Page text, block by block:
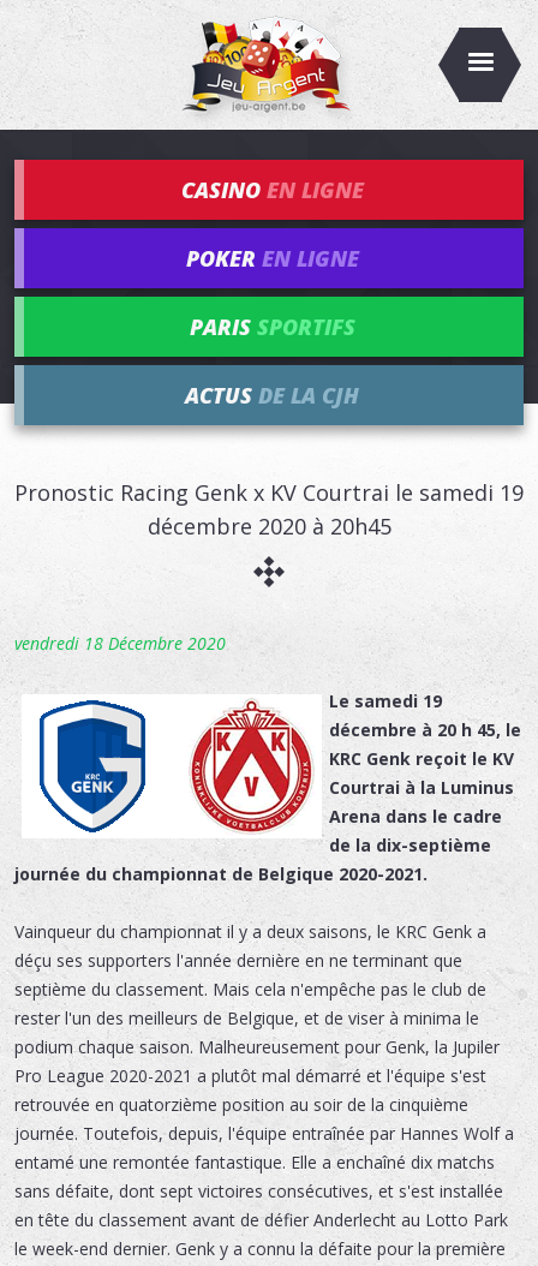
CASINO EN LIGNE
POKER EN LIGNE
PARIS SPORTIFS
ACTUS DE LA CJH
Pronostic Racing Genk x KV Courtrai le samedi 19
décembre 2020 à 20h45
vendredi 18 Décembre 2020
Le samedi 19
décembre à 20 h 45, le
KRC Genk reçoit le KV
Courtrai à la Luminus
Arena dans le cadre
de la dix-septième
journée du championnat de Belgique 2020-2021.
Vainqueur du championnat il y a deux saisons, le KRC Genk a
déçu ses supporters l'année dernière en ne terminant que
septième du classement. Mais cela n'empêche pas le club de
rester l'un des meilleurs de Belgique, et de viser à minima le
podium chaque saison. Malheureusement pour Genk, la Jupiler
Pro League 2020-2021 a plutôt mal démarré et l'équipe s'est
retrouvée en quatorzième position au soir de la cinquième
journée. Toutefois, depuis, l'équipe entraînée par Hannes Wolf a
entamé une remontée fantastique. Elle a enchaîné dix matchs
sans défaite, dont sept victoires consécutives, et s'est installée
en tête du classement avant de défier Anderlecht au Lotto Park
le week-end dernier. Genk y a connu la défaite pour la première